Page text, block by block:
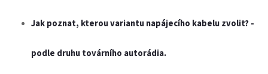
Jak poznat, kterou variantu napájecího kabelu zvolit? -
podle druhu továrního autorádia.